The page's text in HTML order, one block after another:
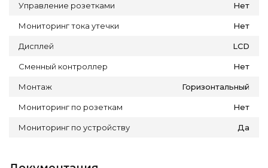
Управление розетками Нет
Мониторинг тока утечки Нет
Дисплей LCD
Сменный контроллер Нет
Монтаж Горизонтальный
Мониторинг по розеткам Нет
Мониторинг по устройству Да